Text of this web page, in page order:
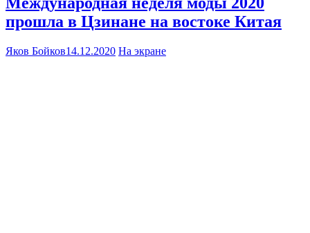
прошла в Цзинане на востоке Китая
Яков Бойков14.12.2020 На экране